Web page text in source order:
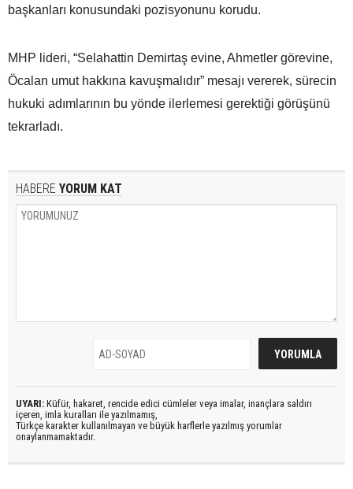
başkanları konusundaki pozisyonunu korudu.
MHP lideri, “Selahattin Demirtaş evine, Ahmetler görevine,
Öcalan umut hakkına kavuşmalıdır” mesajı vererek, sürecin
hukuki adımlarının bu yönde ilerlemesi gerektiği görüşünü
tekrarladı.
HABERE YORUM KAT
UYARI: Küfür, hakaret, rencide edici cümleler veya imalar, inançlara saldırı
içeren, imla kuralları ile yazılmamış,
Türkçe karakter kullanılmayan ve büyük harflerle yazılmış yorumlar
onaylanmamaktadır.